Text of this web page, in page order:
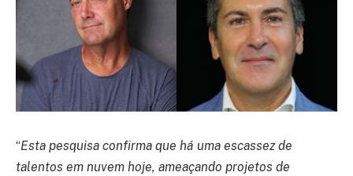
“Esta pesquisa confirma que há uma escassez de
talentos em nuvem hoje, ameaçando projetos de